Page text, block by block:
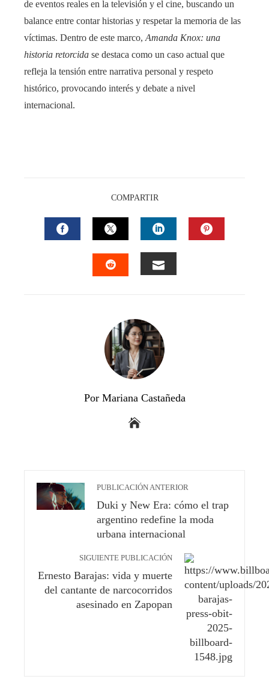
de eventos reales en la televisión y el cine, buscando un
balance entre contar historias y respetar la memoria de las
víctimas. Dentro de este marco, Amanda Knox: una
historia retorcida se destaca como un caso actual que
refleja la tensión entre narrativa personal y respeto
histórico, provocando interés y debate a nivel
internacional.
COMPARTIR
FACEBOOKTWITTERLINKEDIN
Por Mariana Castañeda
PUBLICACIÓN ANTERIOR
Duki y New Era: cómo el trap
argentino redefine la moda
urbana internacional
SIGUIENTE PUBLICACIÓN
Ernesto Barajas: vida y muerte
del cantante de narcocorridos
asesinado en Zapopan